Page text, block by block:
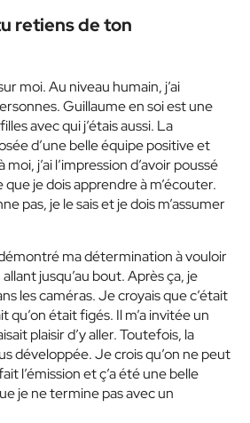
retiens de ton
moi. Au niveau humain, j’ai
Guillaume en soi est une
avec qui j’étais aussi. La
d’une belle équipe positive et
j’ai l’impression d’avoir poussé
je dois apprendre à m’écouter.
pas, je le sais et je dois m’assumer
ma détermination à vouloir
jusqu’au bout. Après ça, je
les caméras. Je croyais que c’était
était figés. Il m’a invitée un
plaisir d’y aller. Toutefois, la
développée. Je crois qu’on ne peut
l’émission et ç’a été une belle
je ne termine pas avec un